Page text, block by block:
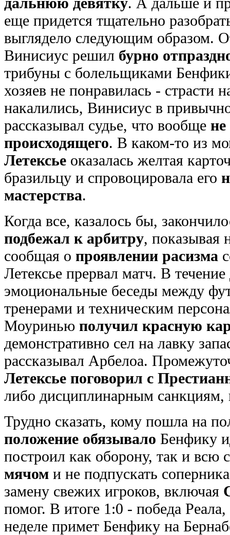
еще придется тщательно
выглядело следующим образом.
Винисиус решил бурно
трибуны с болельщиками
хозяев не понравилась - страсти
накалились, Винисиус в
рассказывал судье, что вообще
происходящего. В каком-то из
Летексье оказалась желтая
бразильцу и спровоцировала его
мастерства.
Когда все, казалось бы,
подбежал к арбитру, показывая
сообщая о проявлении расизма
Летексье прервал матч. В
эмоциональные беседы между
тренерами и техническим
Моуринью получил красную
демонстративно сел на лавку
рассказывал Арбелоа.
Летексье поговорил с
либо дисциплинарным санкциям,
Трудно сказать, кому пошла на
положение обязывало Бенфику
построил как оборону, так и всю
мячом и не подпускать
замену свежих игроков, включая
помог. В итоге 1:0 - победа
неделе примет Бенфику на